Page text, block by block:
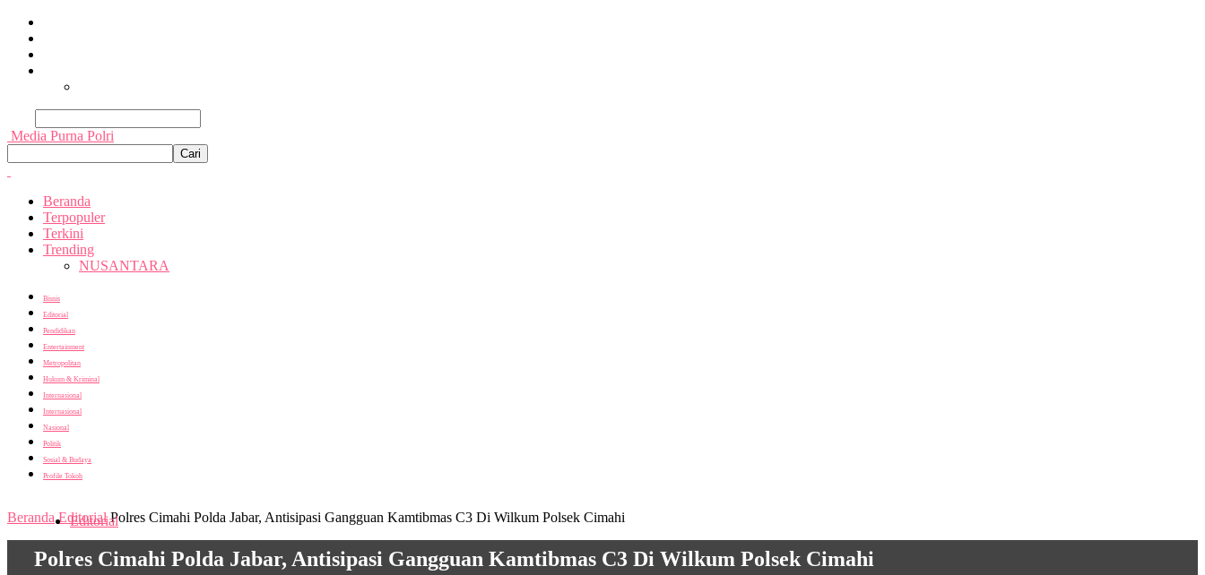
Media Purna Polri
Beranda
Terpopuler
Terkini
Trending
NUSANTARA
Bisnis
Editorial
Pendidikan
Entertainment
Metropolitan
Hukum & Kriminal
Internasional
Internasional
Nasional
Politik
Sosial & Budaya
Profile Tokoh
Beranda Editorial Polres Cimahi Polda Jabar, Antisipasi Gangguan Kamtibmas C3 Di Wilkum Polsek Cimahi
Editorial
Polres Cimahi Polda Jabar, Antisipasi Gangguan Kamtibmas C3 Di Wilkum Polsek Cimahi